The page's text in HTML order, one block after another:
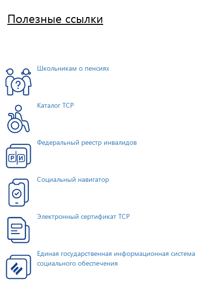
Полезные ссылки
Школьникам о пенсиях
Каталог ТСР
Федеральный реестр инвалидов
Социальный навигатор
Электронный сертификат ТСР
Единая государственная информационная система
социального обеспечения